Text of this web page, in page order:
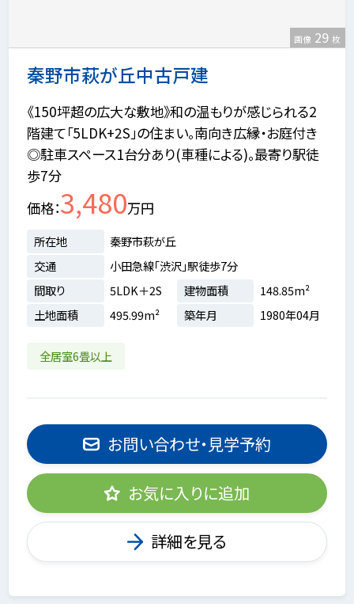
秦野市萩が丘中古戸建
画像 29 枚
《150坪超の広大な敷地》和の温もりが感じられる2
階建て「5LDK+2S」の住まい。南向き広縁・お庭付き
◎駐車スペース1台分あり(車種による)。最寄り駅徒
歩7分
価格 3,480万円
所在地
秦野市萩が丘
交通
小田急線「渋沢」駅徒歩7分
間取り
5LDK＋2S 建物面積
148.85m²
土地面積
495.99m² 築年月 1980年04月
全居室6畳以上
お問い合わせ・見学予約
お気に入りに追加
詳細を見る